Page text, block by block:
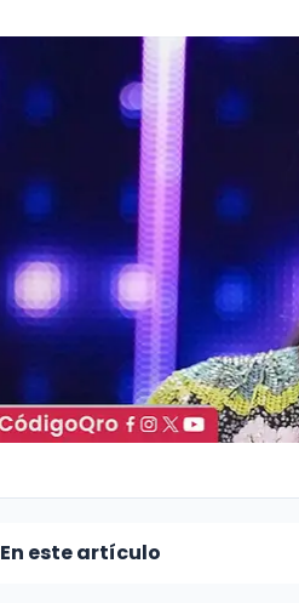
En este artículo